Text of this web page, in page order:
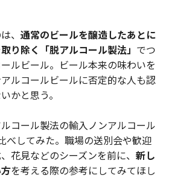
、 通常のビールを醸造したあとに
り除く「脱アルコール製法」 でつ
ルビール。ビール本来の味わいを
ルコールビールに否定的な人も認
かと思う。
コール製法の輸入ノンアルコール
べしてみた。職場の送別会や歓迎
花見などのシーズンを前に、 新し
を考える際の参考にしてみてほし